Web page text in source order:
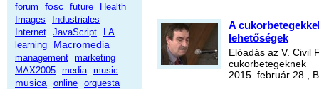
forum
fosc future
Health
Images
Industriales
Internet JavaScript
LA
learning
Macromedia
management marketing
MAX2005 media music
musica online orquesta
A
lehetőségek
Előadás az V. Civil
cukorbetegeknek
2015. február 28.,